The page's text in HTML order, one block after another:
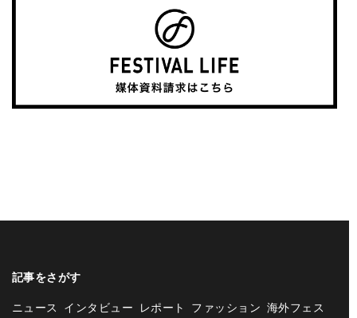
記事をさがす
ニュース インタビュー レポート ファッション 海外フェス